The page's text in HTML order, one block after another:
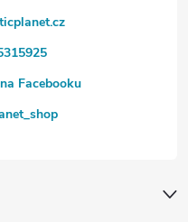
Facebooku